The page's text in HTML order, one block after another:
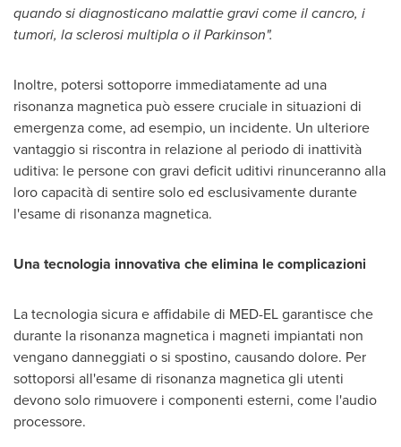
quando si diagnosticano malattie gravi come il cancro, i
tumori, la sclerosi multipla o il Parkinson".
Inoltre, potersi sottoporre immediatamente ad una
risonanza magnetica può essere cruciale in situazioni di
emergenza come, ad esempio, un incidente. Un ulteriore
vantaggio si riscontra in relazione al periodo di inattività
uditiva: le persone con gravi deficit uditivi rinunceranno alla
loro capacità di sentire solo ed esclusivamente durante
l'esame di risonanza magnetica.
Una tecnologia innovativa che elimina le complicazioni
La tecnologia sicura e affidabile di MED-EL garantisce che
durante la risonanza magnetica i magneti impiantati non
vengano danneggiati o si spostino, causando dolore. Per
sottoporsi all'esame di risonanza magnetica gli utenti
devono solo rimuovere i componenti esterni, come l'audio
processore.